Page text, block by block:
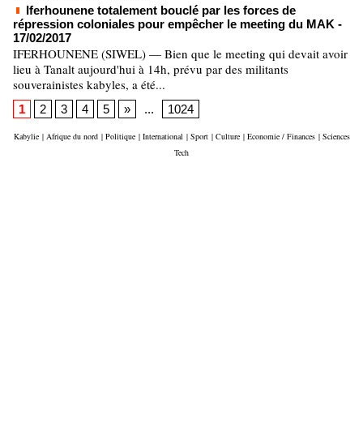
Iferhounene totalement bouclé par les forces de
répression coloniales pour empêcher le meeting du MAK -
17/02/2017
IFERHOUNENE (SIWEL) — Bien que le meeting qui devait avoir
lieu à Tanalt aujourd'hui à 14h, prévu par des militants
souverainistes kabyles, a été...
1 2 3 4 5 » ... 1024
Kabylie | Afrique du nord | Politique | International | Sport | Culture | Economie / Finances | Sciences
Tech